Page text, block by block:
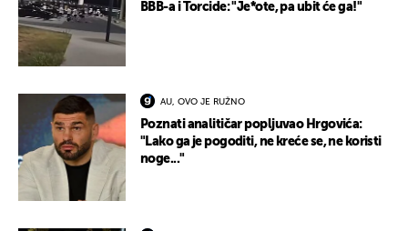
BBB-a i Torcide: "Je*ote, pa ubit će ga!"
AU, OVO JE RUŽNO
Poznati analitičar popljuvao Hrgovića:
"Lako ga je pogoditi, ne kreće se, ne koristi
noge..."